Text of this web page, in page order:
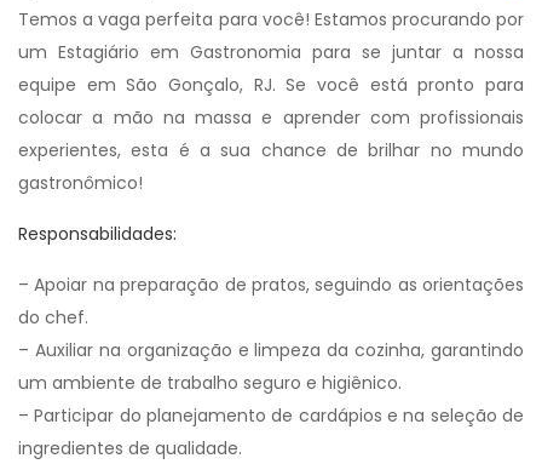
Temos a vaga perfeita para você! Estamos procurando por
um Estagiário em Gastronomia para se juntar a nossa
equipe em São Gonçalo, RJ. Se você está pronto para
colocar a mão na massa e aprender com profissionais
experientes, esta é a sua chance de brilhar no mundo
gastronômico!
Responsabilidades:
– Apoiar na preparação de pratos, seguindo as orientações
do chef.
– Auxiliar na organização e limpeza da cozinha, garantindo
um ambiente de trabalho seguro e higiênico.
– Participar do planejamento de cardápios e na seleção de
ingredientes de qualidade.